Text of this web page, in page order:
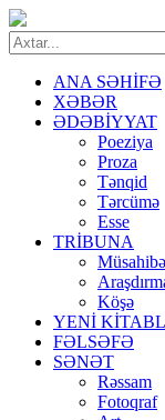
ANA SƏHİFƏ
XƏBƏR
ƏDƏBİYYAT
Poeziya
Proza
Tənqid
Tərcümə
Esse
TRİBUNA
Müsahibə
Köşə
YENİ
FƏLSƏFƏ
SƏNƏT
Rəssam
Fotoqraf